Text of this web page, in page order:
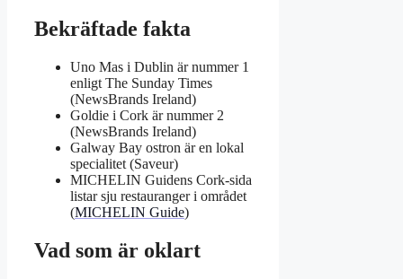
Bekräftade fakta
Uno Mas i Dublin är nummer 1
enligt The Sunday Times
(NewsBrands Ireland)
Goldie i Cork är nummer 2
(NewsBrands Ireland)
Galway Bay ostron är en lokal
specialitet (Saveur)
MICHELIN Guidens Cork-sida
listar sju restauranger i området
(MICHELIN Guide)
Vad som är oklart